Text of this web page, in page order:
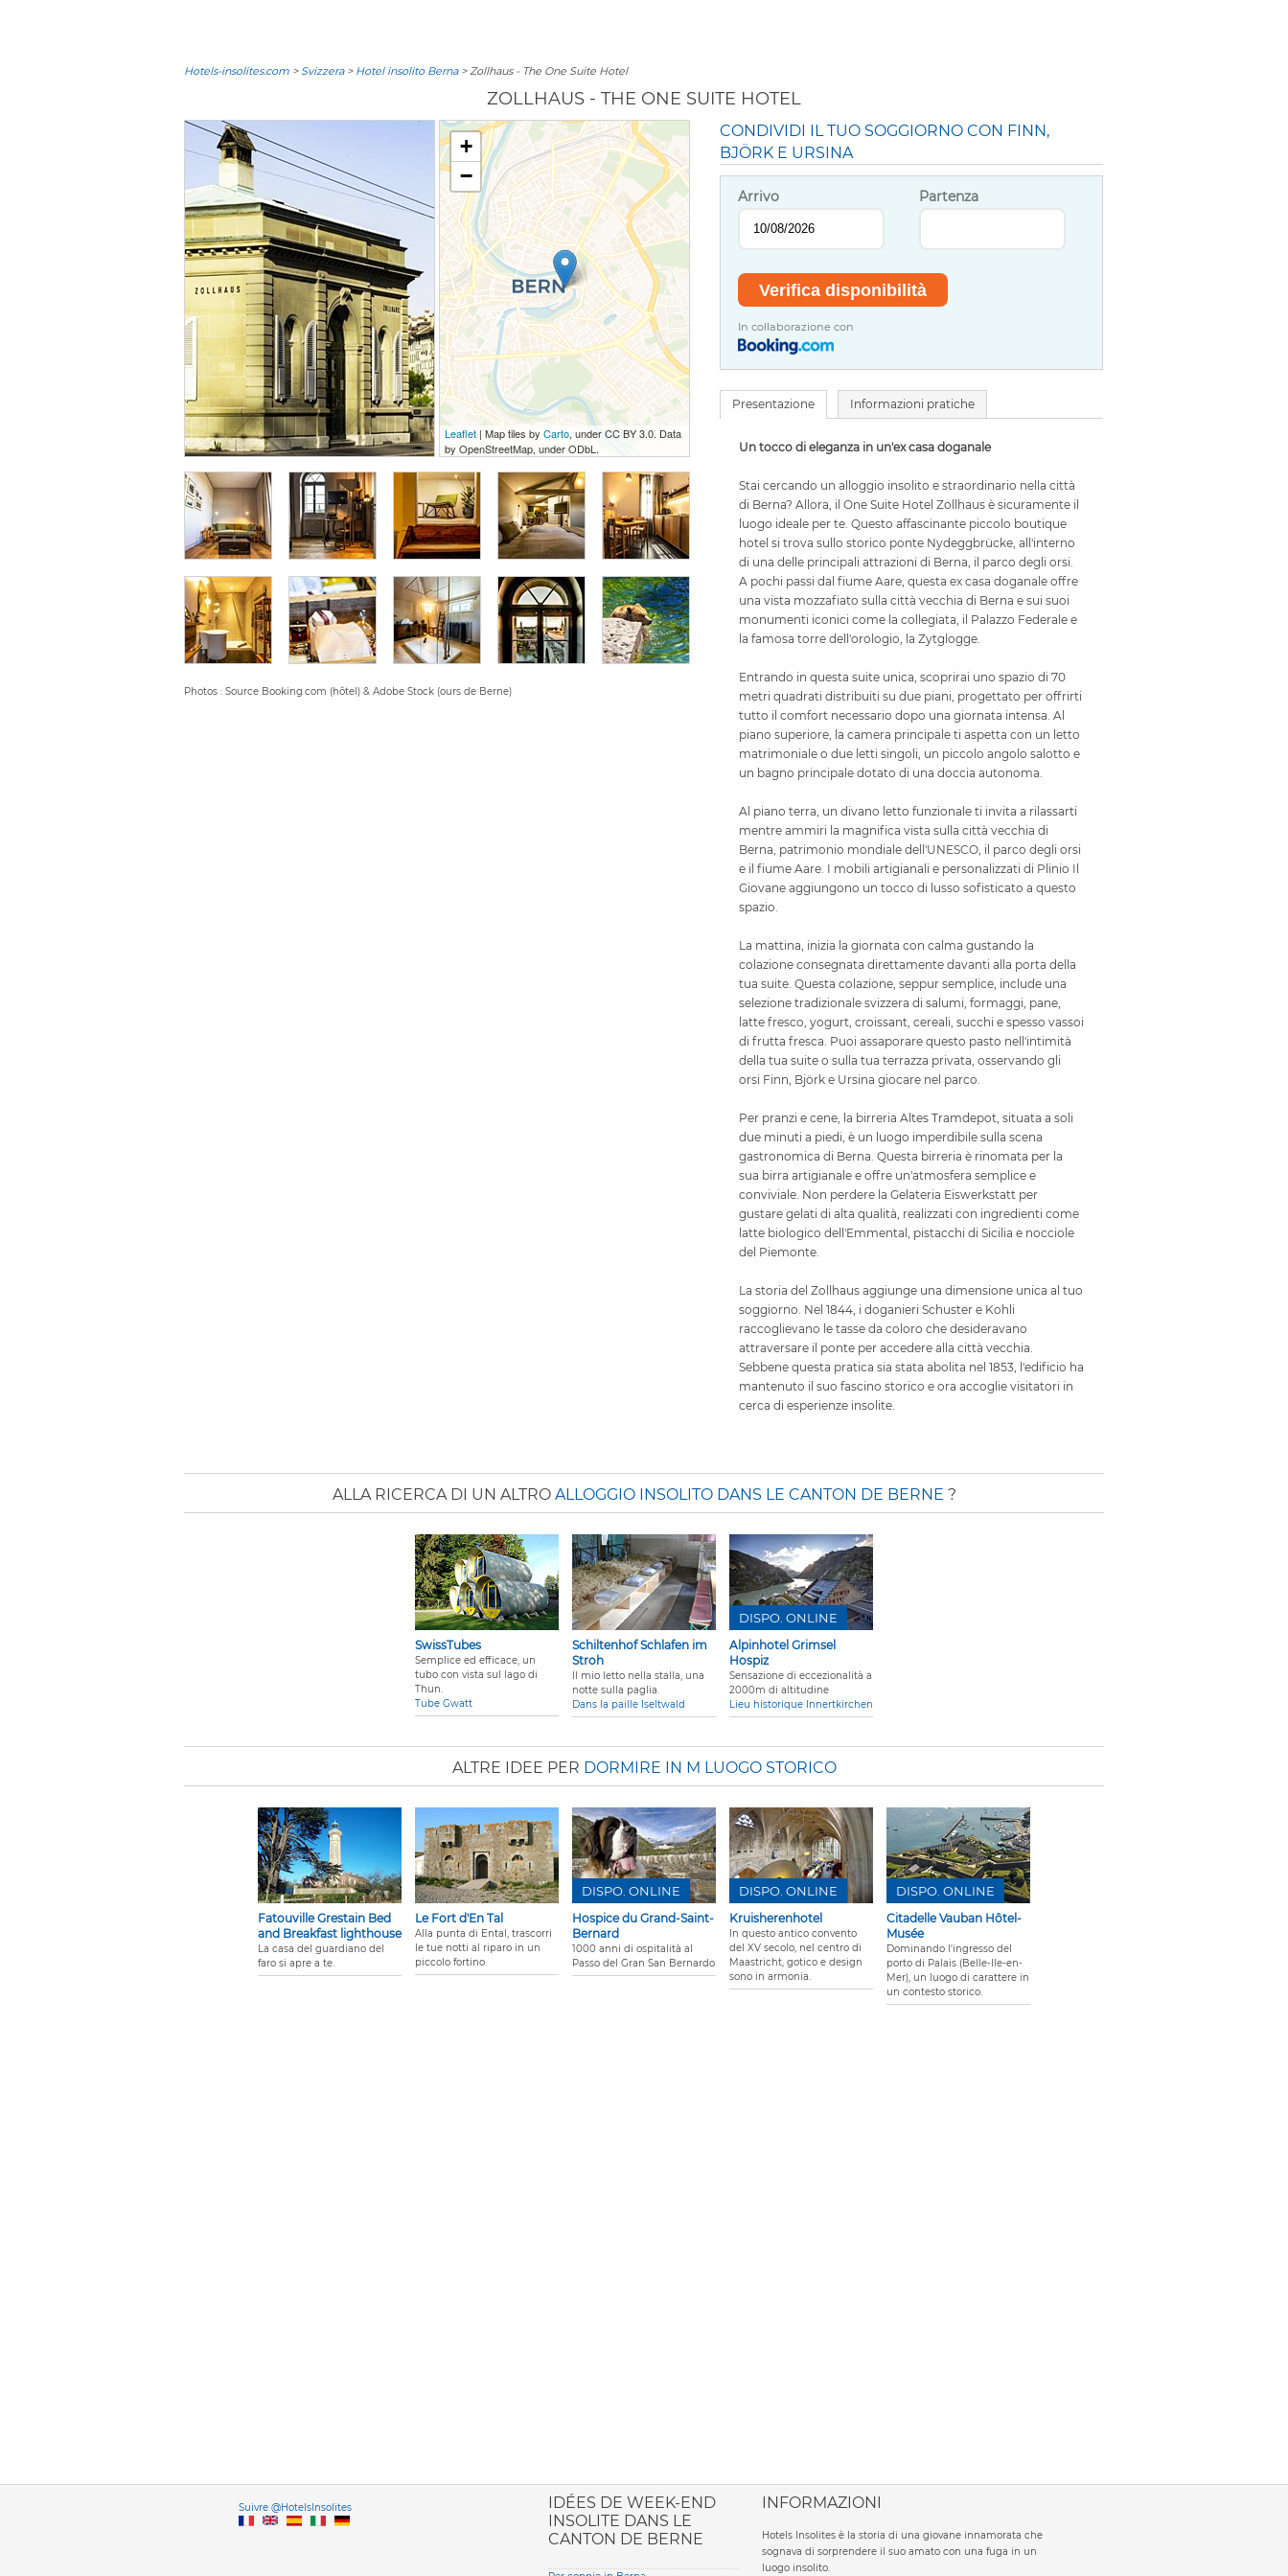
Hotels-insolites.com > Svizzera> Hotel insolito Berna> Zollhaus - The One Suite Hotel
ZOLLHAUS - THE ONE SUITE HOTEL
+
−
Leaflet | Map tiles by Carto, under CC BY 3.0. Data
by OpenStreetMap, under ODbL.
Photos : Source Booking.com (hôtel) & Adobe Stock (ours de Berne)
CONDIVIDI IL TUO SOGGIORNO CON FINN,
BJÖRK E URSINA
Arrivo Partenza
In collaborazione con
Presentazione Informazioni pratiche
Un tocco di eleganza in un'ex casa doganale
Stai cercando un alloggio insolito e straordinario nella città
di Berna? Allora, il One Suite Hotel Zollhaus è sicuramente il
luogo ideale per te. Questo affascinante piccolo boutique
hotel si trova sullo storico ponte Nydeggbrücke, all'interno
di una delle principali attrazioni di Berna, il parco degli orsi.
A pochi passi dal fiume Aare, questa ex casa doganale offre
una vista mozzafiato sulla città vecchia di Berna e sui suoi
monumenti iconici come la collegiata, il Palazzo Federale e
la famosa torre dell'orologio, la Zytglogge.
Entrando in questa suite unica, scoprirai uno spazio di 70
metri quadrati distribuiti su due piani, progettato per offrirti
tutto il comfort necessario dopo una giornata intensa. Al
piano superiore, la camera principale ti aspetta con un letto
matrimoniale o due letti singoli, un piccolo angolo salotto e
un bagno principale dotato di una doccia autonoma.
Al piano terra, un divano letto funzionale ti invita a rilassarti
mentre ammiri la magnifica vista sulla città vecchia di
Berna, patrimonio mondiale dell'UNESCO, il parco degli orsi
e il fiume Aare. I mobili artigianali e personalizzati di Plinio Il
Giovane aggiungono un tocco di lusso sofisticato a questo
spazio.
La mattina, inizia la giornata con calma gustando la
colazione consegnata direttamente davanti alla porta della
tua suite. Questa colazione, seppur semplice, include una
selezione tradizionale svizzera di salumi, formaggi, pane,
latte fresco, yogurt, croissant, cereali, succhi e spesso vassoi
di frutta fresca. Puoi assaporare questo pasto nell'intimità
della tua suite o sulla tua terrazza privata, osservando gli
orsi Finn, Björk e Ursina giocare nel parco.
Per pranzi e cene, la birreria Altes Tramdepot, situata a soli
due minuti a piedi, è un luogo imperdibile sulla scena
gastronomica di Berna. Questa birreria è rinomata per la
sua birra artigianale e offre un'atmosfera semplice e
conviviale. Non perdere la Gelateria Eiswerkstatt per
gustare gelati di alta qualità, realizzati con ingredienti come
latte biologico dell'Emmental, pistacchi di Sicilia e nocciole
del Piemonte.
La storia del Zollhaus aggiunge una dimensione unica al tuo
soggiorno. Nel 1844, i doganieri Schuster e Kohli
raccoglievano le tasse da coloro che desideravano
attraversare il ponte per accedere alla città vecchia.
Sebbene questa pratica sia stata abolita nel 1853, l'edificio ha
mantenuto il suo fascino storico e ora accoglie visitatori in
cerca di esperienze insolite.
ALLA RICERCA DI UN ALTRO ALLOGGIO INSOLITO DANS LE CANTON DE BERNE ?
SwissTubes
Semplice ed efficace, un
tubo con vista sul lago di
Thun.
Tube Gwatt
Schiltenhof Schlafen im
Stroh
Il mio letto nella stalla, una
notte sulla paglia.
Dans la paille Iseltwald
Alpinhotel Grimsel
Hospiz
Sensazione di eccezionalità a
2000m di altitudine
Lieu historique Innertkirchen
DISPO. ONLINE
ALTRE IDEE PER DORMIRE IN M LUOGO STORICO
Fatouville Grestain Bed
and Breakfast lighthouse
La casa del guardiano del
faro si apre a te.
Le Fort d'En Tal
Alla punta di Ental, trascorri
le tue notti al riparo in un
piccolo fortino.
Hospice du Grand-Saint-
Bernard
1000 anni di ospitalità al
Passo del Gran San Bernardo
DISPO. ONLINE
Kruisherenhotel
In questo antico convento
del XV secolo, nel centro di
Maastricht, gotico e design
sono in armonia.
DISPO. ONLINE
Citadelle Vauban Hôtel-
Musée
Dominando l'ingresso del
porto di Palais (Belle-Ile-en-
Mer), un luogo di carattere in
un contesto storico.
DISPO. ONLINE
Suivre @HotelsInsolitesVersione italiana
IDÉES DE WEEK-END
INSOLITE DANS LE
CANTON DE BERNE
INFORMAZIONI
Hotels Insolites è la storia di una giovane innamorata che
sognava di sorprendere il suo amato con una fuga in un
luogo insolito.